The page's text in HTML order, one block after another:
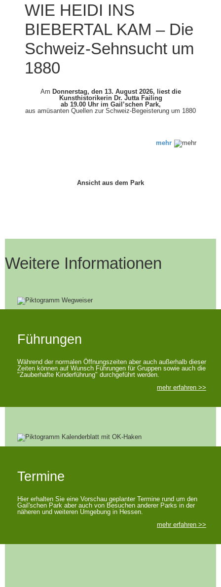
WIE HEIDI INS
BIEBERTAL KAM – Die
Schweiz-Sehnsucht um
1880
Am Donnerstag, den 13. August 2026, liest die
Kunsthistorikerin Dr. Jutta Failing
ab 19.00 Uhr im Gail’schen Park,
aus amüsanten Quellen zur Schweiz-Begeisterung um 1880
mehr
Ansicht aus dem Park
Weitere Informationen
Führungen
Während der normalen Öffnungszeiten aber auch außerhalb dieser
Zeiten können auf Wunsch Führungen für Gruppen sowie auch die
"Zauberhafte Kinderführung" durchgeführt werden.
mehr erfahren >>
Termine
Hier erhalten Sie eine Vorschau geplanter Termine rund um den
Gail'schen Park aber auch von Besuchen anderer Parks in der
näheren und weiteren Umgebung in Hessen.
mehr erfahren >>